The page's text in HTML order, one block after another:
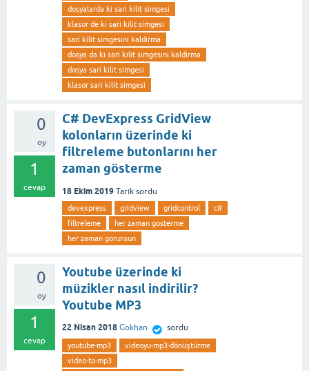
dosyalarda ki sari kilit simgesi
klasor de ki sari kilit simgesi
sari kilit simgesini kaldirma
dosya da ki sari kilit simgesini kaldirma
dosya sari kilit simgesi
klasor sari kilit simgesi
0
oy
1
cevap
C# DevExpress GridView
kolonların üzerinde ki
filtreleme butonlarını her
zaman gösterme
18 Ekim 2019 Tarık sordu
devexpress gridview gridcontrol
c#
filtreleme
her zaman gosterme
her zaman gorunsun
0
oy
1
cevap
Youtube üzerinde ki
müzikler nasıl indirilir?
Youtube MP3
22 Nisan 2018 Gokhan sordu
youtube-mp3
videoyu-mp3-dönüştürme
video-to-mp3